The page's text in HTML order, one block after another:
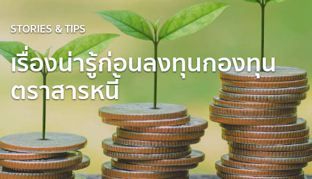
STORIES & TIPS
เรื่องน่ารู้ก่อนลงทุนกองทุน
ตราสารหนี้